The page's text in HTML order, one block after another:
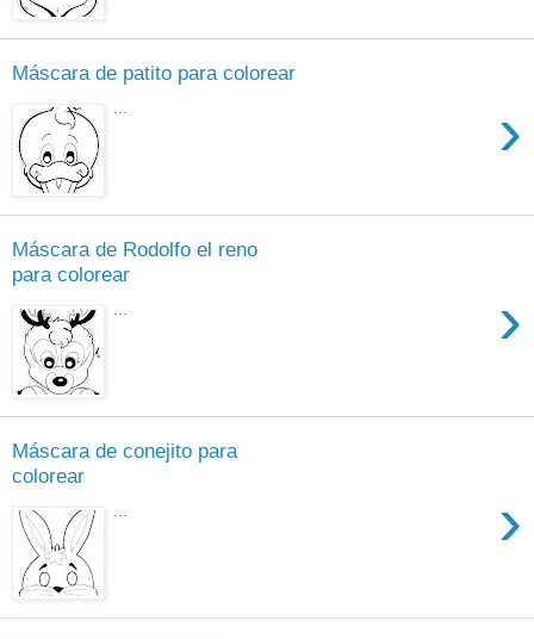
Máscara de patito para colorear
›
Máscara de Rodolfo el reno
para colorear
›
Máscara de conejito para
colorear
›